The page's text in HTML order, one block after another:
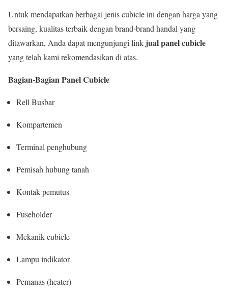
Untuk mendapatkan berbagai jenis cubicle ini dengan harga yang
bersaing, kualitas terbaik dengan brand-brand handal yang
ditawarkan, Anda dapat mengunjungi link jual panel cubicle
yang telah kami rekomendasikan di atas.
Bagian-Bagian Panel Cubicle
Rell Busbar
Kompartemen
Terminal penghubung
Pemisah hubung tanah
Kontak pemutus
Fuseholder
Mekanik cubicle
Lampu indikator
Pemanas (heater)